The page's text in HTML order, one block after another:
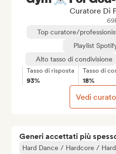
Generi accettati più
Hard Dance / Hardcore /
Curatore Di
Top curatore/
Playlist
Alto tasso di condivisione
Tasso di risposta
93%
Tasso di
18%
Vedi